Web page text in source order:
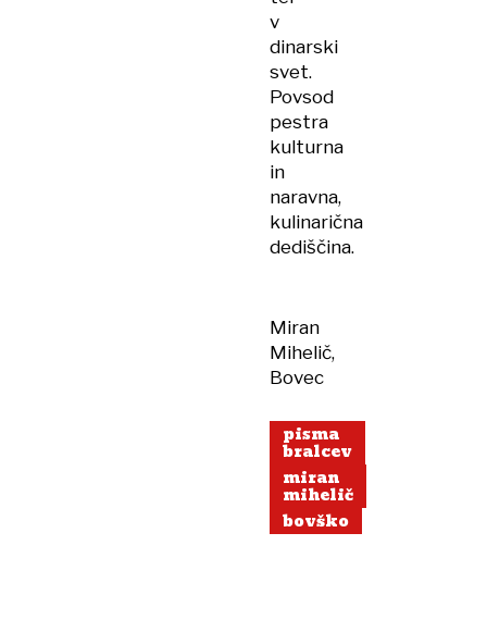
v
dinarski
svet.
Povsod
pestra
kulturna
in
naravna,
kulinarična
dediščina.
Miran
Mihelič,
Bovec
pisma
bralcev
miran
mihelič
bovško